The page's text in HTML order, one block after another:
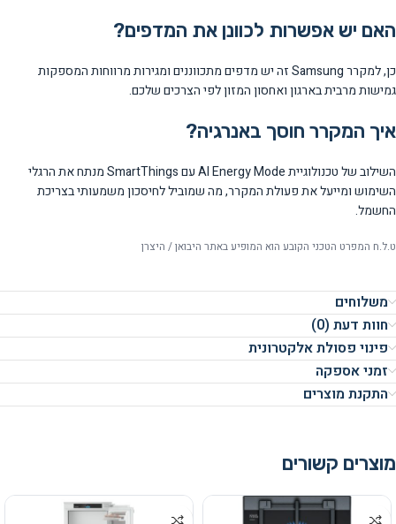
האם יש אפשרות לכוונן את המדפים?
כן, למקרר Samsung זה יש מדפים מתכווננים ומגירות מרווחות המספקות
גמישות מרבית בארגון ואחסון המזון לפי הצרכים שלכם.
איך המקרר חוסך באנרגיה?
השילוב של טכנולוגיית AI Energy Mode עם SmartThings מנתח את הרגלי
השימוש ומייעל את פעולת המקרר, מה שמוביל לחיסכון משמעותי בצריכת
החשמל.
ט.ל.ח המפרט הטכני הקובע הוא המופיע באתר היבואן / היצרן
משלוחים
חוות דעת (0)
פינוי פסולת אלקטרונית
זמני אספקה
התקנת מוצרים
מוצרים קשורים